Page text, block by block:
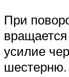
При
усилие